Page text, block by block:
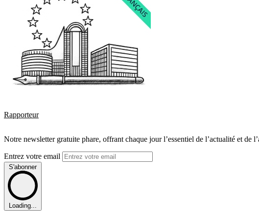
Rapporteur
Notre newsletter gratuite phare, offrant chaque jour l’essentiel de l’actualité et de
Entrez votre email
S'abonner
Loading...